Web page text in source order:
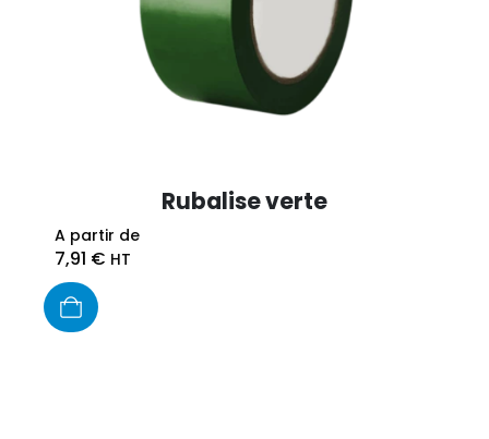
Rubalise verte
A partir de
7,91 € HT